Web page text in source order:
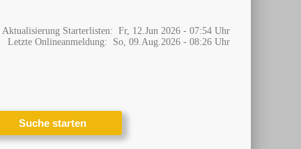
Aktualisierung Starterlisten: Fr, 12.Jun 2026 - 07:54 Uhr
Letzte Onlineanmeldung: So, 09.Aug.2026 - 08:26 Uhr